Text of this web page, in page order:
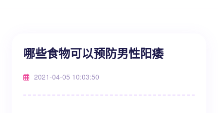
哪些食物可以预防男性阳痿
2021-04-05 10:03:50